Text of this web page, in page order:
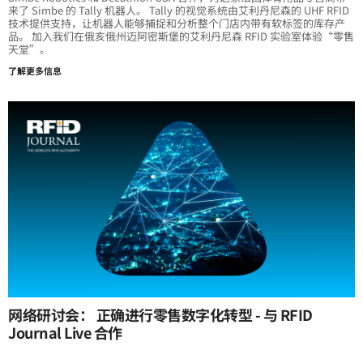
来了 Simbe 的 Tally 机器人。 Tally 的视觉系统由艾利丹尼森的 UHF RFID
技术提供支持，让机器人能够捕捉和分析整个门店内带有软标签的库存产
品。 加入我们在俄亥俄州迈阿密斯堡的艾利丹尼森 RFID 实验室体验“零售
天堂”。
了解更多信息
网络研讨会： 正确进行零售数字化转型 - 与 RFID
Journal Live 合作